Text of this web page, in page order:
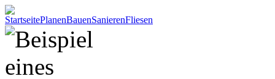
StartseitePlanenBauenSanierenFliesen